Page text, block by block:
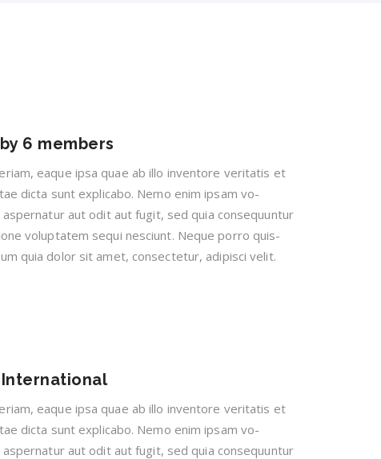
6 members
eaque ipsa quae ab illo inventore veritatis et
dicta sunt explicabo. Nemo enim ipsam vo-
aut odit aut fugit, sed quia consequuntur
voluptatem sequi nesciunt. Neque porro quis-
quia dolor sit amet, consectetur, adipisci velit.
eaque ipsa quae ab illo inventore veritatis et
dicta sunt explicabo. Nemo enim ipsam vo-
aut odit aut fugit, sed quia consequuntur